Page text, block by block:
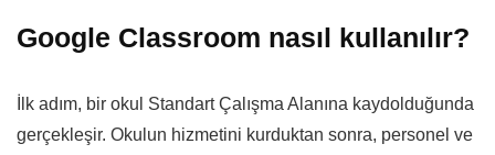
Google Classroom nasıl kullanılır?
İlk adım, bir okul Standart Çalışma Alanına kaydolduğunda
gerçekleşir. Okulun hizmetini kurduktan sonra, personel ve